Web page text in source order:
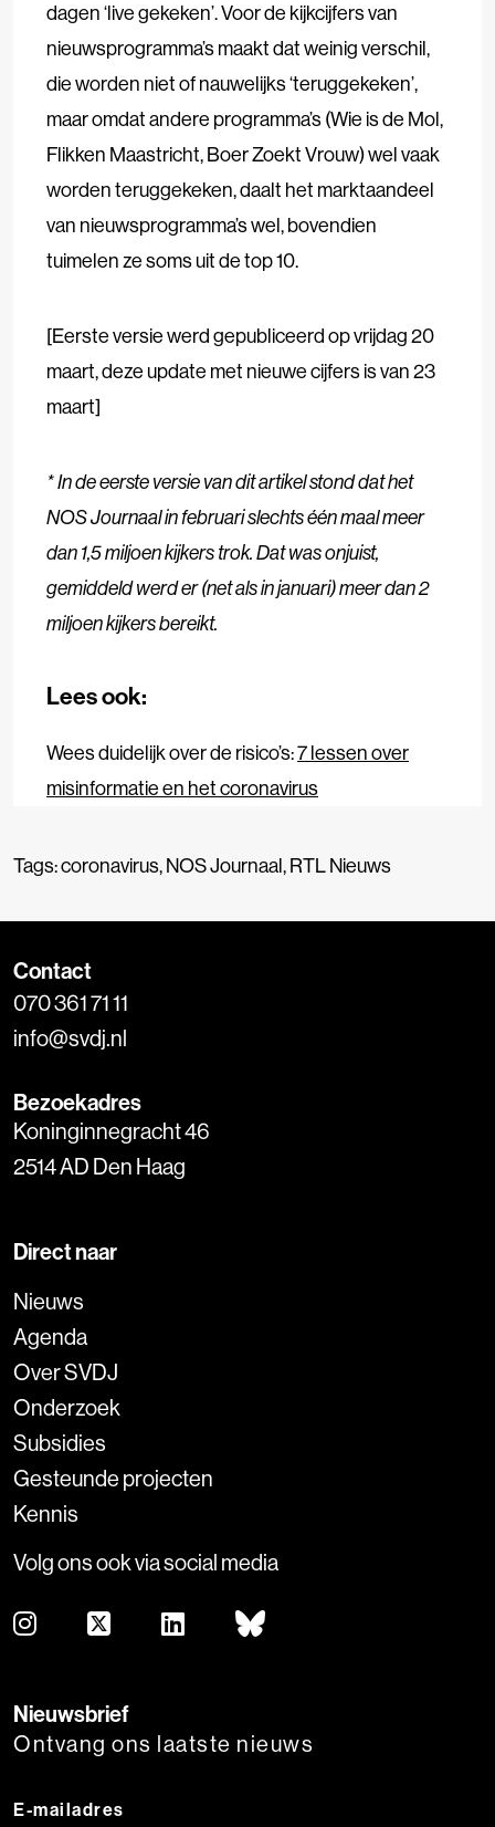
dagen ‘live gekeken’. Voor de kijkcijfers van
nieuwsprogramma’s maakt dat weinig verschil,
die worden niet of nauwelijks ‘teruggekeken’,
maar omdat andere programma’s (Wie is de Mol,
Flikken Maastricht, Boer Zoekt Vrouw) wel vaak
worden teruggekeken, daalt het marktaandeel
van nieuwsprogramma’s wel, bovendien
tuimelen ze soms uit de top 10.
[Eerste versie werd gepubliceerd op vrijdag 20
maart, deze update met nieuwe cijfers is van 23
maart]
* In de eerste versie van dit artikel stond dat het
NOS Journaal in februari slechts één maal meer
dan 1,5 miljoen kijkers trok. Dat was onjuist,
gemiddeld werd er (net als in januari) meer dan 2
miljoen kijkers bereikt.
Lees ook:
Wees duidelijk over de risico’s:7 lessen over
misinformatie en het coronavirus
Tags:coronavirus,NOS Journaal,RTL Nieuws
Contact
070 361 71 11
info@svdj.nl
Bezoekadres
Koninginnegracht 46
2514 AD Den Haag
Direct naar
Nieuws
Agenda
Over SVDJ
Onderzoek
Subsidies
Gesteunde projecten
Kennis
Volg ons ook via social media
Nieuwsbrief
Ontvang ons laatste nieuws
E-mailadres